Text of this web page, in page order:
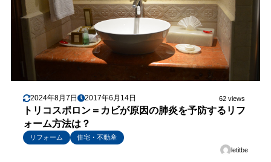
2024年8月7日 2017年6月14日 62 views
トリコスポロン＝カビが原因の肺炎を予防するリフ
ォーム方法は？
リフォーム
住宅・不動産
letitbe